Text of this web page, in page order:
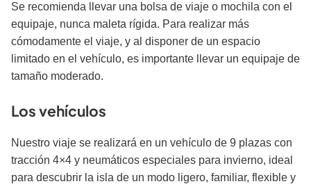
Se recomienda llevar una bolsa de viaje o mochila con el
equipaje, nunca maleta rígida. Para realizar más
cómodamente el viaje, y al disponer de un espacio
limitado en el vehículo, es importante llevar un equipaje de
tamaño mo­derado.
Los vehículos
Nuestro viaje se realizará en un vehículo de 9 plazas con
tracción 4×4 y neumáticos especiales para invierno, ideal
para descu­brir la isla de un modo ligero, familiar, flexible y